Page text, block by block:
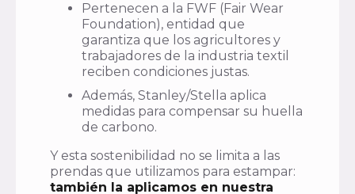
Pertenecen a la FWF (Fair Wear
Foundation), entidad que
garantiza que los agricultores y
trabajadores de la industria textil
reciben condiciones justas.
Además, Stanley/Stella aplica
medidas para compensar su huella
de carbono.
Y esta sostenibilidad no se limita a las
prendas que utilizamos para estampar:
también la aplicamos en nuestra